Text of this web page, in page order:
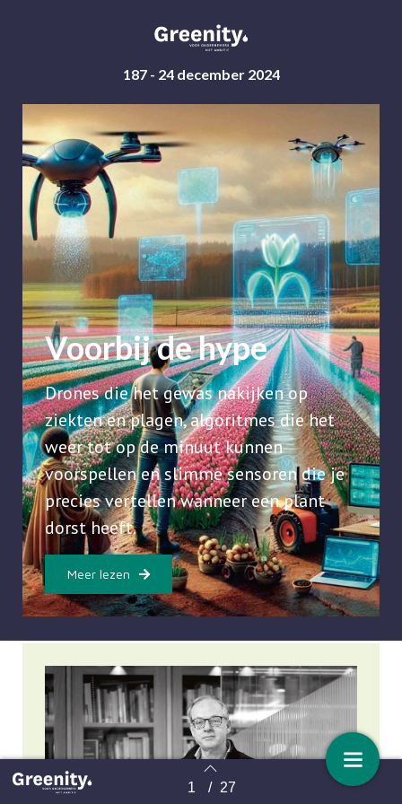
Terug naar overzicht 1 / 27
187 - 24 december 2024
Voorbij de hype
Drones die het gewas nakijken op
ziekten en plagen, algoritmes die het
weer tot op de minuut kunnen
voorspellen en slimme sensoren die je
precies vertellen wanneer een plant
dorst heeft.
Meer lezen